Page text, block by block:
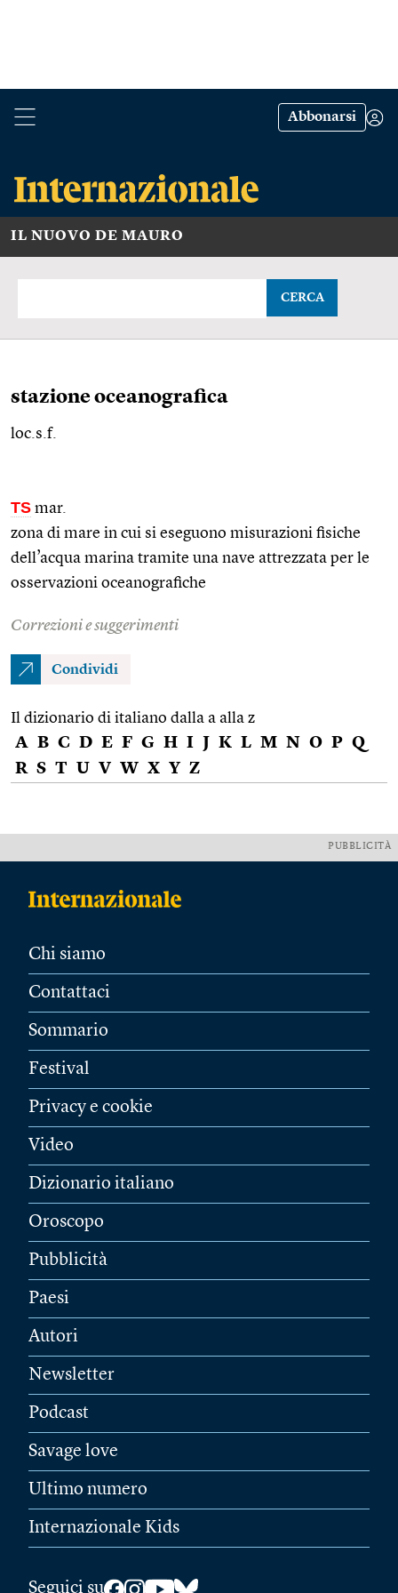
Abbonarsi
IL NUOVO DE MAURO
CERCA
stazione oceanografica
loc.s.f.
TS mar.
zona di mare in cui si eseguono misurazioni fisiche
dell’acqua marina tramite una nave attrezzata per le
osservazioni oceanografiche
Correzioni e suggerimenti
Condividi
Il dizionario di italiano dalla a alla z
A B C D E F G H I J K L M N O P Q
R S T U V W X Y Z
PUBBLICITÀ
Chi siamo
Contattaci
Sommario
Festival
Privacy e cookie
Video
Dizionario italiano
Oroscopo
Pubblicità
Paesi
Autori
Newsletter
Podcast
Savage love
Ultimo numero
Internazionale Kids
Seguici su